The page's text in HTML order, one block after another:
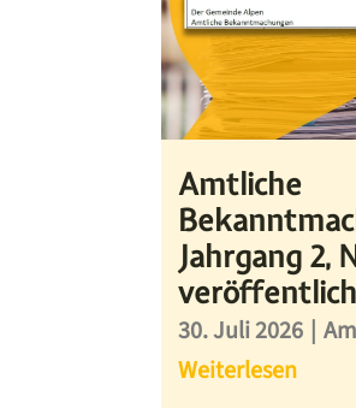
Amtliche
Jahrgang 2,
30. Juli 2026 |
Weiterlesen